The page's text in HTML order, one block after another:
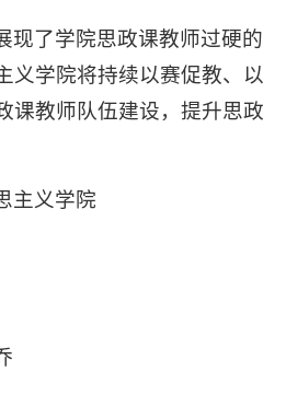
现了学院思政课教师过硬的
义学院将持续以赛促教、以
课教师队伍建设，提升思政
主义学院